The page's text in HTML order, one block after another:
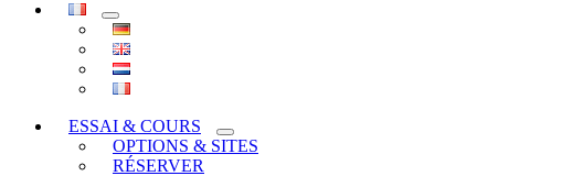
ESSAI & COURS
OPTIONS & SITES
RÉSERVER